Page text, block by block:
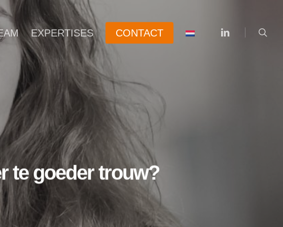
EXPERTISES CONTACT linkedin
te goeder trouw?